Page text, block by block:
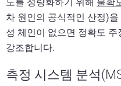
차 원인의 공식적인 산정)
성 체인이 없으면 정확도
강조합니다.
측정 시스템 분석